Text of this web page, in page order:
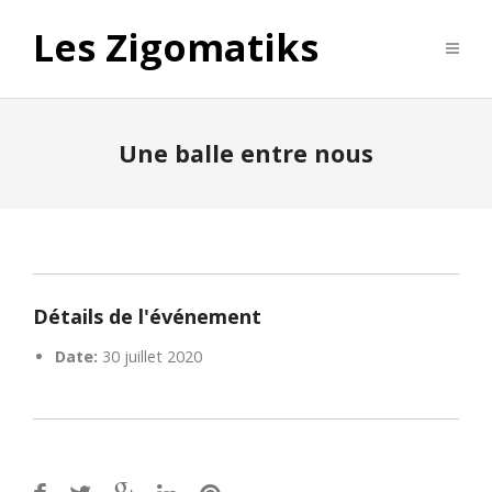
Les Zigomatiks
Une balle entre nous
Détails de l'événement
Date: 30 juillet 2020